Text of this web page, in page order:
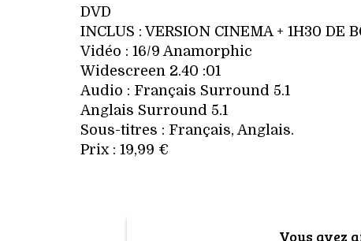
DVD
INCLUS : VERSION CINEMA + 1H30 DE
Vidéo : 16/9 Anamorphic
Widescreen 2.40 :01
Audio : Français Surround 5.1
Anglais Surround 5.1
Sous-titres : Français, Anglais.
Prix : 19,99 €
Vous avez